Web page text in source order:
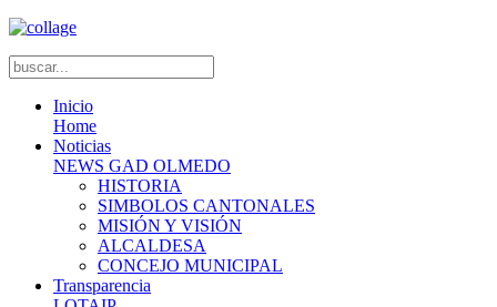
Inicio
Home
Noticias
NEWS GAD OLMEDO
HISTORIA
SIMBOLOS CANTONALES
MISIÓN Y VISIÓN
ALCALDESA
CONCEJO MUNICIPAL
Transparencia